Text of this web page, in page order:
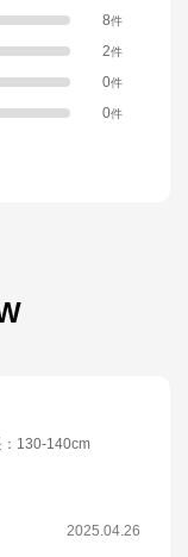
8件
2件
0件
0件
： 130-140cm
2025.04.26